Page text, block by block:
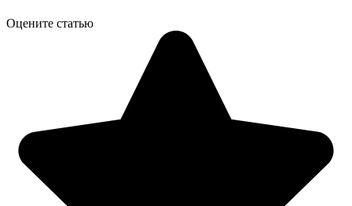
Оцените статью